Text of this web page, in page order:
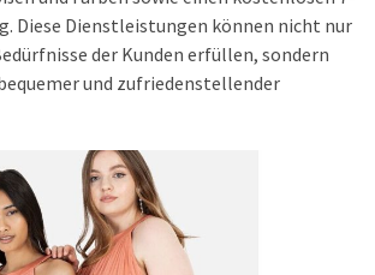
Diese Dienstleistungen können nicht nur
der Kunden erfüllen, sondern
und zufriedenstellender